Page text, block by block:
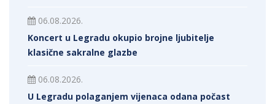
06.08.2026.
Koncert u Legradu okupio brojne ljubitelje
klasične sakralne glazbe
06.08.2026.
U Legradu polaganjem vijenaca odana počast